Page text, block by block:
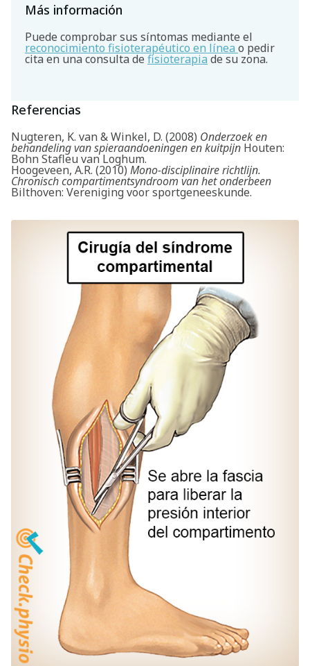
Más información
Puede comprobar sus síntomas mediante el
reconocimiento fisioterapéutico en línea o pedir
cita en una consulta de fisioterapia de su zona.
Referencias
Nugteren, K. van & Winkel, D. (2008) Onderzoek en
behandeling van spieraandoeningen en kuitpijn Houten:
Bohn Stafleu van Loghum.
Hoogeveen, A.R. (2010) Mono-disciplinaire richtlijn.
Chronisch compartimentsyndroom van het onderbeen
Bilthoven: Vereniging voor sportgeneeskunde.